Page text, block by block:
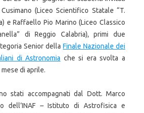
(Liceo Scientifico Statale “T.
e Raffaello Pio Marino (Liceo Classico
di Reggio Calabria), primi due
Senior della Finale Nazionale dei
di Astronomia che si era svolta a
di aprile.
stati accompagnati dal Dott. Marco
dell’INAF – Istituto di Astrofisica e